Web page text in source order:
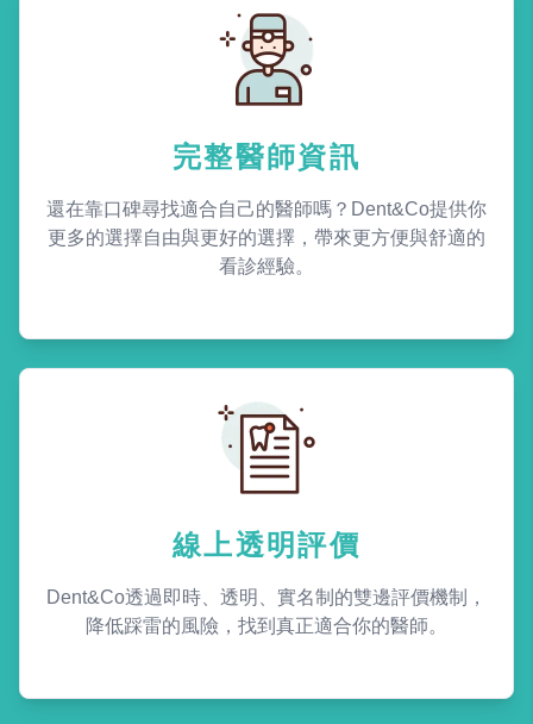
完整醫師資訊
還在靠口碑尋找適合自己的醫師嗎？Dent&Co提供你
更多的選擇自由與更好的選擇，帶來更方便與舒適的
看診經驗。
線上透明評價
Dent&Co透過即時、透明、實名制的雙邊評價機制，
降低踩雷的風險，找到真正適合你的醫師。